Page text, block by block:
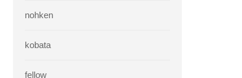
nohken
kobata
fellow